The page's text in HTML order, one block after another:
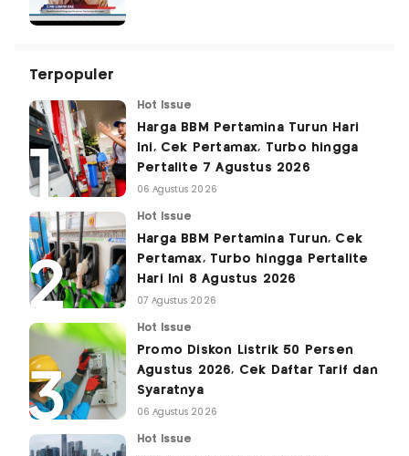
Terpopuler
Hot Issue
Harga BBM Pertamina Turun Hari
Ini, Cek Pertamax, Turbo hingga
Pertalite 7 Agustus 2026
06 Agustus 2026
Hot Issue
Harga BBM Pertamina Turun, Cek
Pertamax, Turbo hingga Pertalite
Hari Ini 8 Agustus 2026
07 Agustus 2026
Hot Issue
Promo Diskon Listrik 50 Persen
Agustus 2026, Cek Daftar Tarif dan
Syaratnya
06 Agustus 2026
Hot Issue